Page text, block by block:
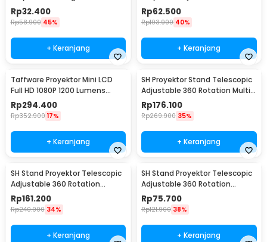
Screen Curtain 16:9 60 Inch -
L21
Rp32.400
Rp58.900 45%
+ Keranjang
Universal - NB-P7
Rp62.500
Rp103.900 40%
+ Keranjang
Taffware Proyektor Mini LCD
Full HD 1080P 1200 Lumens
Home Theater - M24
Rp294.400
Rp352.900 17%
+ Keranjang
SH Proyektor Stand Telescopic
Adjustable 360 Rotation Multi
Angle - SH-04
Rp176.100
Rp269.900 35%
+ Keranjang
SH Stand Proyektor Telescopic
Adjustable 360 Rotation
Projector Base 85-125cm - SH-
05
Rp161.200
Rp240.900 34%
+ Keranjang
SH Stand Proyektor Telescopic
Adjustable 360 Rotation
Projector Base Panjang 25-
40cm - SH-05
Rp75.700
Rp121.900 38%
+ Keranjang